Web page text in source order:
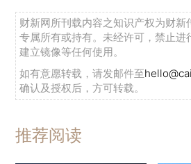
财新网所刊载内容之知识产权为财新
专属所有或持有。未经许可，禁止进
建立镜像等任何使用。
如有意愿转载，请发邮件至
确认及授权后，方可转载。
推荐阅读